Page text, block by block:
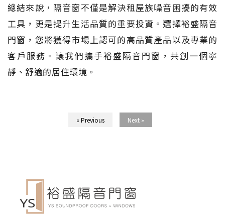
總結來說，隔音窗不僅是解決租屋族噪音困擾的有效
工具，更是提升生活品質的重要投資。選擇裕盛隔音
門窗，您將獲得市場上認可的高品質產品以及專業的
客戶服務。讓我們攜手裕盛隔音門窗，共創一個寧
靜、舒適的居住環境。
« Previous Next »